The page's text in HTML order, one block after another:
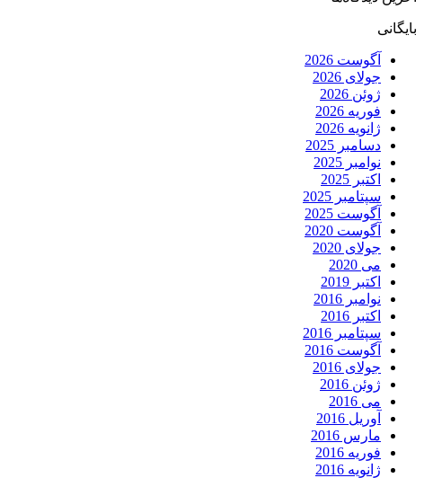
بایگانی
آگوست 2026
جولای 2026
ژوئن 2026
فوریه 2026
ژانویه 2026
دسامبر 2025
نوامبر 2025
اکتبر 2025
سپتامبر 2025
آگوست 2025
آگوست 2020
جولای 2020
می 2020
اکتبر 2019
نوامبر 2016
اکتبر 2016
سپتامبر 2016
آگوست 2016
جولای 2016
ژوئن 2016
می 2016
آوریل 2016
مارس 2016
فوریه 2016
ژانویه 2016